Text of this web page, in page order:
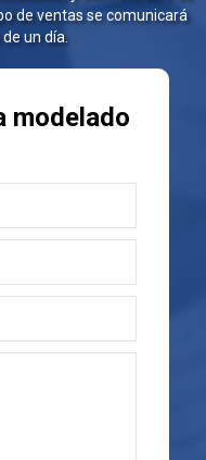
de ventas se comunicará
un día.
modelado